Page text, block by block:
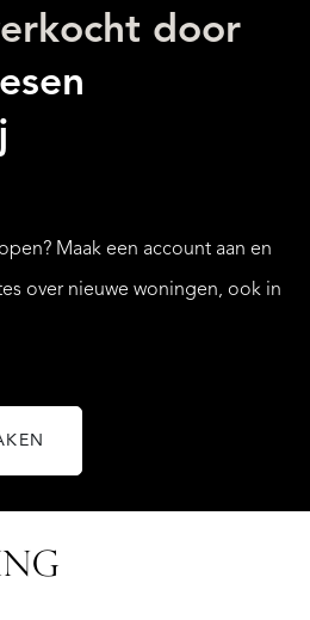
door
Maak een account aan en
over nieuwe woningen, ook in